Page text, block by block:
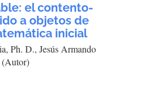
el contento-
a objetos de
inicial
Ph. D., Jesús Armando
(Autor)